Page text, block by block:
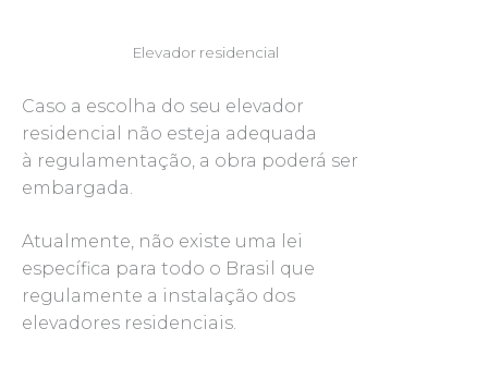
Elevador residencial
Caso a escolha do seu elevador
residencial não esteja adequada
à regulamentação, a obra poderá ser
embargada.
Atualmente, não existe uma lei
específica para todo o Brasil que
regulamente a instalação dos
elevadores residenciais.